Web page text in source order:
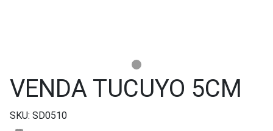
VENDA TUCUYO 5CM
SKU: SD0510